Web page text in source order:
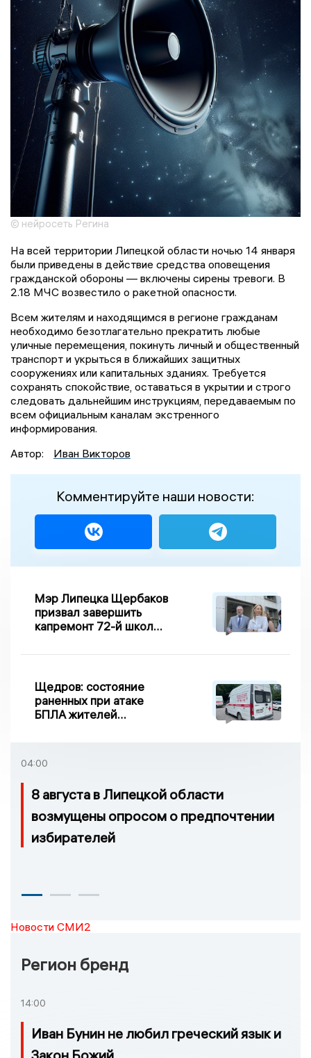
© нейросеть Регина
На всей территории Липецкой области ночью 14 января
были приведены в действие средства оповещения
гражданской обороны — включены сирены тревоги. В
2.18 МЧС возвестило о ракетной опасности.
Всем жителям и находящимся в регионе гражданам
необходимо безотлагательно прекратить любые
уличные перемещения, покинуть личный и общественный
транспорт и укрыться в ближайших защитных
сооружениях или капитальных зданиях. Требуется
сохранять спокойствие, оставаться в укрытии и строго
следовать дальнейшим инструкциям, передаваемым по
всем официальным каналам экстренного
информирования.
Автор:
Иван Викторов
Комментируйте наши новости:
Мэр Липецка Щербаков
призвал завершить
капремонт 72-й школы
Щедров: состояние
раненных при атаке
БПЛА жителей
04:00
8 августа в Липецкой области
возмущены опросом о предпочтении
избирателей
Новости СМИ2
Регион бренд
14:00
Иван Бунин не любил греческий язык и